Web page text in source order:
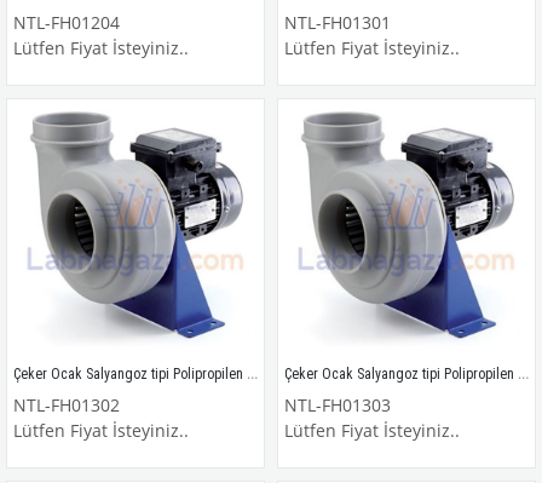
NTL-FH01204
Lütfen Fiyat İsteyiniz..
NTL-FH01301
Lütfen Fiyat İsteyiniz..
Çeker Ocak Salyangoz tipi Polipropilen Kimyasal Fan 2800
NTL-FH01302
Lütfen Fiyat İsteyiniz..
Çeker Ocak Salyangoz tipi Polipropilen Kimyasal Fan 3000
NTL-FH01303
Lütfen Fiyat İsteyiniz..